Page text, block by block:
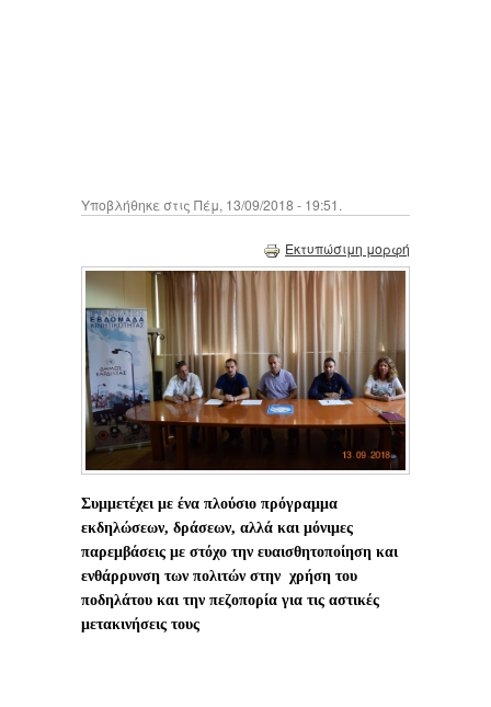
Υποβλήθηκε στις Πέμ, 13/09/2018 - 19:51.
Εκτυπώσιμη μορφή
Συμμετέχει με ένα πλούσιο πρόγραμμα
εκδηλώσεων, δράσεων, αλλά και μόνιμες
παρεμβάσεις με στόχο την ευαισθητοποίηση και
ενθάρρυνση των πολιτών στην χρήση του
ποδηλάτου και την πεζοπορία για τις αστικές
μετακινήσεις τους